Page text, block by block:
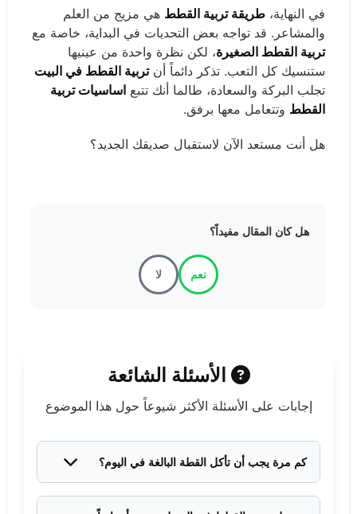
في النهاية، طريقة تربية القطط هي مزيج من العلم
والمشاعر. قد تواجه بعض التحديات في البداية، خاصة مع
تربية القطط الصغيرة، لكن نظرة واحدة من عينيها
ستنسيك كل التعب. تذكر دائماً أنتربية القطط في البيت
تجلب البركة والسعادة، طالما أنك تتبع اساسيات تربية
القطط وتتعامل معها برفق.
هل أنت مستعد الآن لاستقبال صديقك الجديد؟
هل كان المقال مفيداً؟
نعم لا
الأسئلة الشائعة
إجابات على الأسئلة الأكثر شيوعاً حول هذا الموضوع
كم مرة يجب أن تأكل القطة البالغة في اليوم؟
المقترح من الطبيب بناءً على وزنها.